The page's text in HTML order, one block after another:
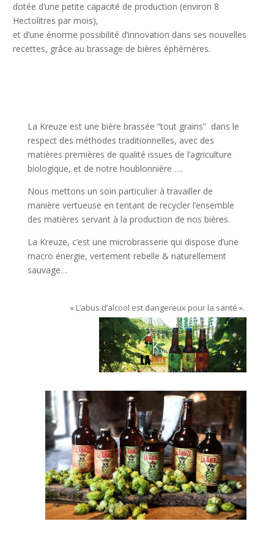
dotée d’une petite capacité de production (environ 8
Hectolitres par mois),
et d’une énorme possibilité d’innovation dans ses nouvelles
recettes, grâce au brassage de bières éphémères.
La Kreuze est une bière brassée “tout grains” dans le
respect des méthodes traditionnelles, avec des
matières premières de qualité issues de l’agriculture
biologique, et de notre houblonnière ….
Nous mettons un soin particulier à travailler de
manière vertueuse en tentant de recycler l’ensemble
des matières servant à la production de nos bières.
La Kreuze, c’est une microbrasserie qui dispose d’une
macro énergie, vertement rebelle & naturellement
sauvage…
« L’abus d’alcool est dangereux pour la santé ».